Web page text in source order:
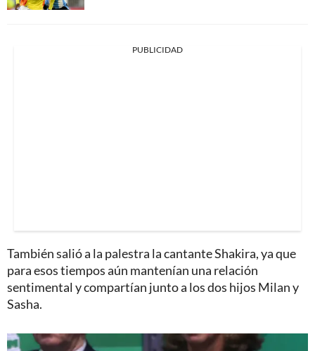
PUBLICIDAD
También salió a la palestra la cantante Shakira, ya que
para esos tiempos aún mantenían una relación
sentimental y compartían junto a los dos hijos Milan y
Sasha.